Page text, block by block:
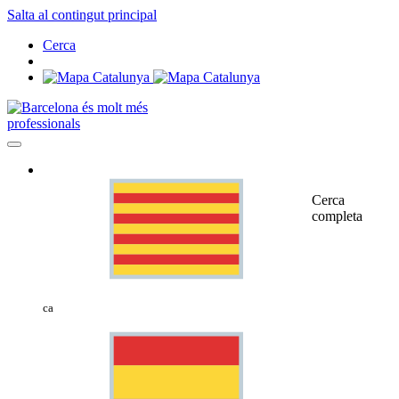
Salta al contingut principal
Cerca
professionals
ca
Cerca
completa